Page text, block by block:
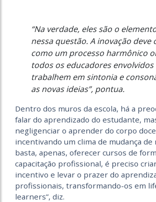
“Na verdade, eles são o
nessa questão. A inovação deve
como um processo harmônico
todos os educadores envolvidos
trabalhem em sintonia e
as novas ideias”, pontua.
Dentro dos muros da escola, há a
falar do aprendizado do estudante,
negligenciar o aprender do corpo
incentivando um clima de mudança de
basta, apenas, oferecer cursos de
capacitação profissional, é preciso
incentivo e levar o prazer do
profissionais, transformando-os em
learners”, diz.